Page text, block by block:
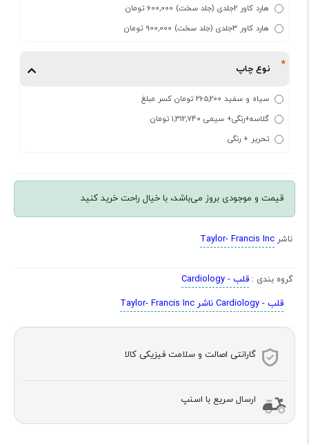
هارد کاور 2جلدی (جلد سخت) 600,000 تومان
هارد کاور 3جلدی (جلد سخت) 900,000 تومان
نوع چاپ
سیاه و سفید 265,200 تومان کسر مبلغ
گلاسه+رنگی+ سیمی 1,312,740 تومان
تحریر + رنگی
قیمت و موجودی بروز می‌باشد، با خیال راحت خرید کنید
ناشر Taylor- Francis Inc
گروه بندی : قلب - Cardiology
قلب - Cardiology ناشر Taylor- Francis Inc
گارانتی اصالت و سلامت فیزیکی کالا
ارسال سریع با اسنپ